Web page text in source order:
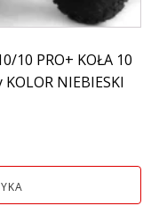
10 PRO+ KOŁA 10
NIEBIESKI